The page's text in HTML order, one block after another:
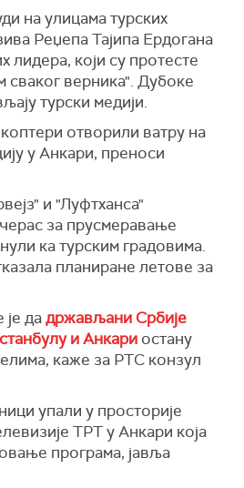
на улицама турских
Реџепа Тајипа Ердогана
лидера, који су протесте
сваког верника". Дубоке
турски медији.
отворили ватру на
у Анкари, преноси
и "Луфтханса"
за прусмеравање
ка турским градовима.
планиране летове за
је дадржављани Србије
и Анкари остану
каже за РТС конзул
упали у просторије
ТРТ у Анкари која
програма, јавља